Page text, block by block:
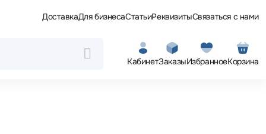
ДоставкаДля бизнесаСтатьиРеквизитыСвязаться с нами
КабинетЗаказыИзбранноеКорзина